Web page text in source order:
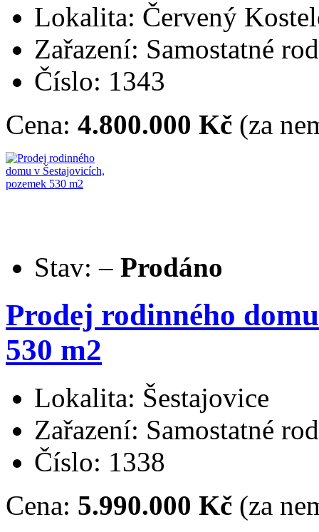
Lokalita: Červený
Zařazení: Samostatné
Číslo: 1343
Cena: 4.800.000 Kč (za
Stav: – Prodáno
Prodej rodinného
530 m2
Lokalita: Šestajovice
Zařazení: Samostatné
Číslo: 1338
Cena: 5.990.000 Kč (za